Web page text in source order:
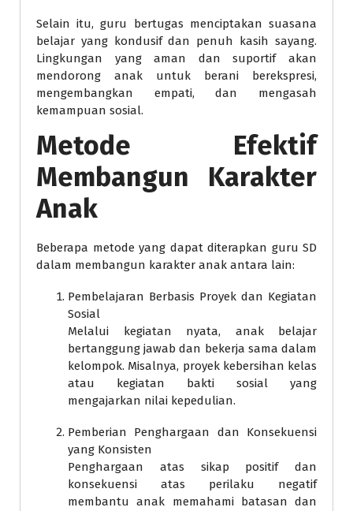
Selain itu, guru bertugas menciptakan suasana
belajar yang kondusif dan penuh kasih sayang.
Lingkungan yang aman dan suportif akan
mendorong anak untuk berani berekspresi,
mengembangkan empati, dan mengasah
kemampuan sosial.
Metode Efektif
Membangun Karakter
Anak
Beberapa metode yang dapat diterapkan guru SD
dalam membangun karakter anak antara lain:
Pembelajaran Berbasis Proyek dan Kegiatan
Sosial
Melalui kegiatan nyata, anak belajar
bertanggung jawab dan bekerja sama dalam
kelompok. Misalnya, proyek kebersihan kelas
atau kegiatan bakti sosial yang
mengajarkan nilai kepedulian.
Pemberian Penghargaan dan Konsekuensi
yang Konsisten
Penghargaan atas sikap positif dan
konsekuensi atas perilaku negatif
membantu anak memahami batasan dan